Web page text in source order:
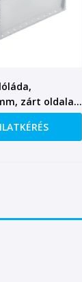
zárt oldalak,